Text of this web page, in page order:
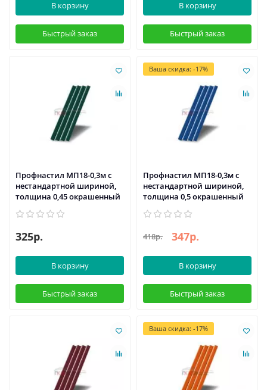
В корзину
Быстрый заказ
В корзину
Быстрый заказ
Профнастил МП18-0,3м с
нестандартной шириной,
толщина 0,45 окрашенный
325р.
В корзину
Быстрый заказ
Ваша скидка: -17%
Профнастил МП18-0,3м с
нестандартной шириной,
толщина 0,5 окрашенный
418р. 347р.
В корзину
Быстрый заказ
Ваша скидка: -17%